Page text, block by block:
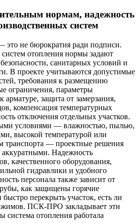
нормам, надежность
систем
это не бюрократия ради подписи.
отопления нормы задают
санитарных условий и
В проекте учитываются допустимые
требования к размещению
ограничения, параметры
арматуре, защита от замерзания,
компенсация температурных
отключения отдельных участков.
условиями — влажностью, пылью,
высокой температурой или
транспорта — проектные решения
Надежность
качественного оборудования,
гидравлики и удобного
персонала также зависит от
как защищены горячие
перекрыть участок, есть ли
ПСК-ПРО закладывает эти
система отопления работала